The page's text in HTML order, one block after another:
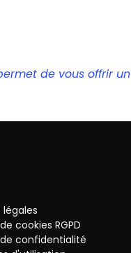
de vous offrir un
cookies RGPD
confidentialité